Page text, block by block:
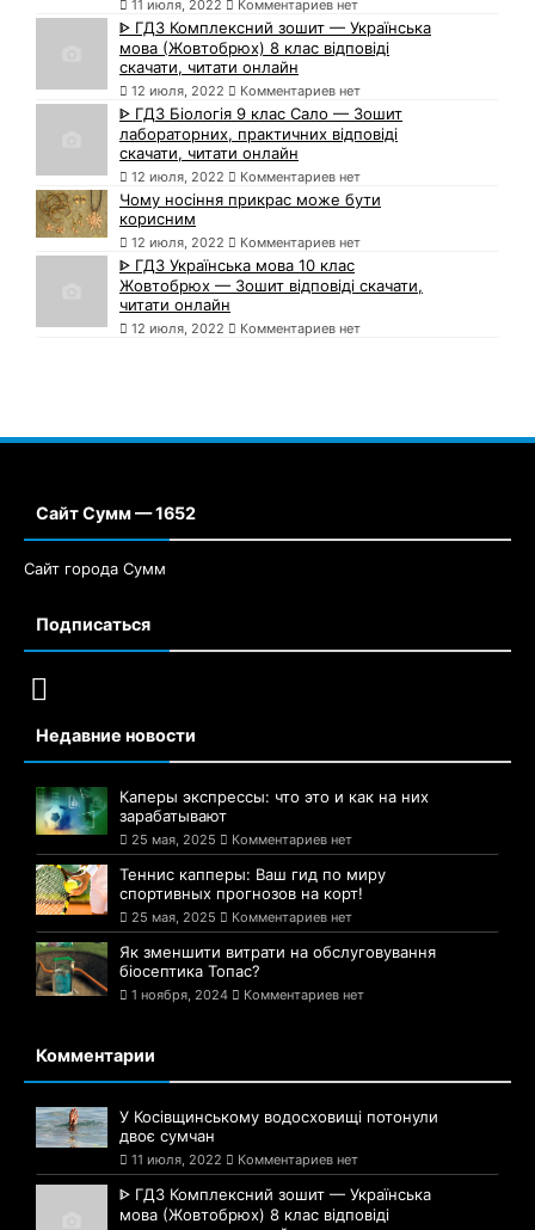
11 июля, 2022 Комментариев нет
ᐈ ГДЗ Комплексний зошит — Українська
мова (Жовтобрюх) 8 клас відповіді
скачати, читати онлайн
12 июля, 2022 Комментариев нет
ᐈ ГДЗ Біологія 9 клас Сало — Зошит
лабораторних, практичних відповіді
скачати, читати онлайн
12 июля, 2022 Комментариев нет
Чому носіння прикрас може бути
корисним
12 июля, 2022 Комментариев нет
ᐈ ГДЗ Українська мова 10 клас
Жовтобрюх — Зошит відповіді скачати,
читати онлайн
12 июля, 2022 Комментариев нет
Сайт Сумм — 1652
Сайт города Сумм
Подписаться
Недавние новости
Каперы экспрессы: что это и как на них
зарабатывают
25 мая, 2025 Комментариев нет
Теннис капперы: Ваш гид по миру
спортивных прогнозов на корт!
25 мая, 2025 Комментариев нет
Як зменшити витрати на обслуговування
біосептика Топас?
1 ноября, 2024 Комментариев нет
Комментарии
У Косівщинському водосховищі потонули
двоє сумчан
11 июля, 2022 Комментариев нет
ᐈ ГДЗ Комплексний зошит — Українська
мова (Жовтобрюх) 8 клас відповіді